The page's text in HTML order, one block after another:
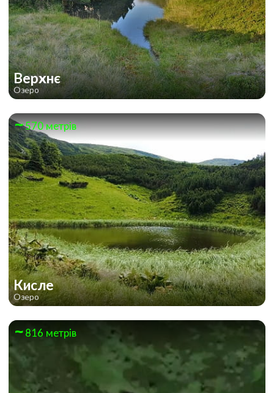
Верхнє
Озеро
570 метрів
Кисле
Озеро
816 метрів